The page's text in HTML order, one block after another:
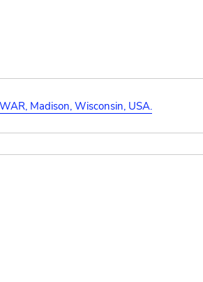
Madison, Wisconsin, USA.